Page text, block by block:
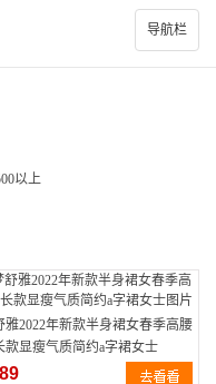
导航栏
以上
雅2022年新款半身裙女春季高腰
款显瘦气质简约a字裙女士